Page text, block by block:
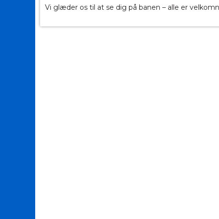
Vi glæder os til at se dig på banen – alle er